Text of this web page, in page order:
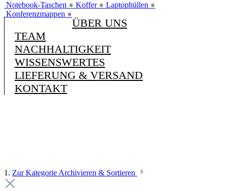
Notebook-Taschen ● Koffer ● Laptophüllen ●
Konferenzmappen ●
ÜBER UNS
TEAM
NACHHALTIGKEIT
WISSENSWERTES
LIEFERUNG & VERSAND
KONTAKT
1. Zur Kategorie Archivieren & Sortieren